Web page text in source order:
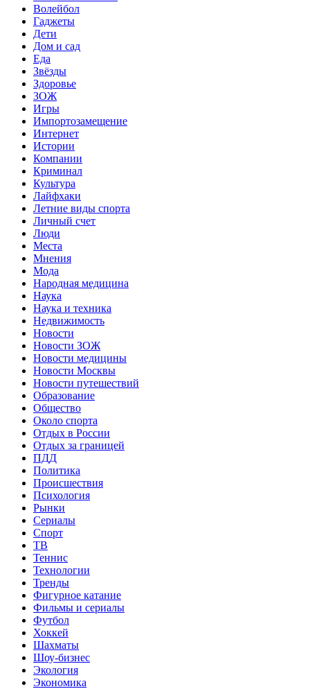
Волейбол
Гаджеты
Дети
Дом и сад
Еда
Звёзды
Здоровье
ЗОЖ
Игры
Импортозамещение
Интернет
Истории
Компании
Криминал
Культура
Лайфхаки
Летние виды спорта
Личный счет
Люди
Места
Мнения
Мода
Народная медицина
Наука
Наука и техника
Недвижимость
Новости
Новости ЗОЖ
Новости медицины
Новости Москвы
Новости путешествий
Образование
Общество
Около спорта
Отдых в России
Отдых за границей
ПДД
Политика
Происшествия
Психология
Рынки
Сериалы
Спорт
ТВ
Теннис
Технологии
Тренды
Фигурное катание
Фильмы и сериалы
Футбол
Хоккей
Шахматы
Шоу-бизнес
Экология
Экономика